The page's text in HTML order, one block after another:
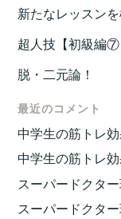
新たなレッスンを
超人技【初級編
脱・二元論！
最近のコメント
中学生の筋トレ効
中学生の筋トレ効
スーパードクター
スーパードクター